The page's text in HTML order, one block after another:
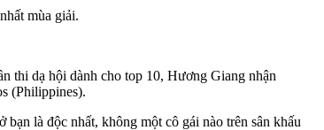
mùa giải.
thi dạ hội dành cho top 10, Hương Giang nhận
(Philippines).
là độc nhất, không một cô gái nào trên sân khấu